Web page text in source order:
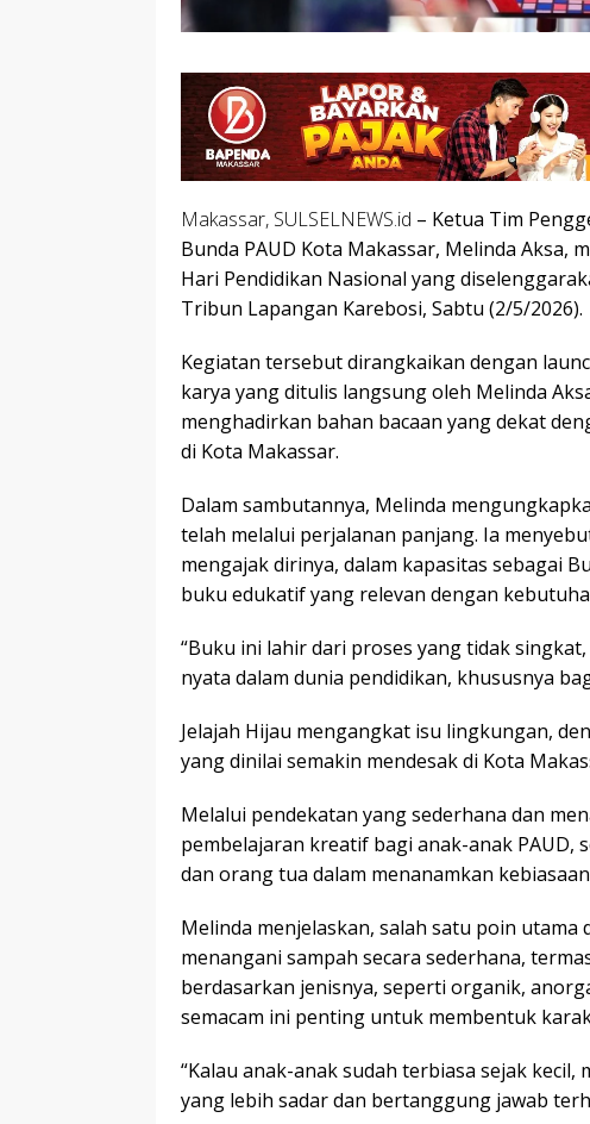
Makassar, SULSELNEWS.id – Ketua Tim
Bunda PAUD Kota Makassar, Melinda Aksa,
Hari Pendidikan Nasional yang
Tribun Lapangan Karebosi, Sabtu (2/5/2026).
Kegiatan tersebut dirangkaikan dengan
karya yang ditulis langsung oleh Melinda
menghadirkan bahan bacaan yang dekat
di Kota Makassar.
Dalam sambutannya, Melinda
telah melalui perjalanan panjang. Ia
mengajak dirinya, dalam kapasitas sebagai
buku edukatif yang relevan dengan
“Buku ini lahir dari proses yang tidak
nyata dalam dunia pendidikan, khususnya
Jelajah Hijau mengangkat isu lingkungan,
yang dinilai semakin mendesak di Kota
Melalui pendekatan yang sederhana dan
pembelajaran kreatif bagi anak-anak
dan orang tua dalam menanamkan
Melinda menjelaskan, salah satu poin
menangani sampah secara sederhana,
berdasarkan jenisnya, seperti organik,
semacam ini penting untuk membentuk
“Kalau anak-anak sudah terbiasa sejak
yang lebih sadar dan bertanggung jawab